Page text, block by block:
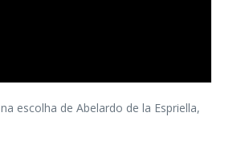
escolha de Abelardo de la Espriella,